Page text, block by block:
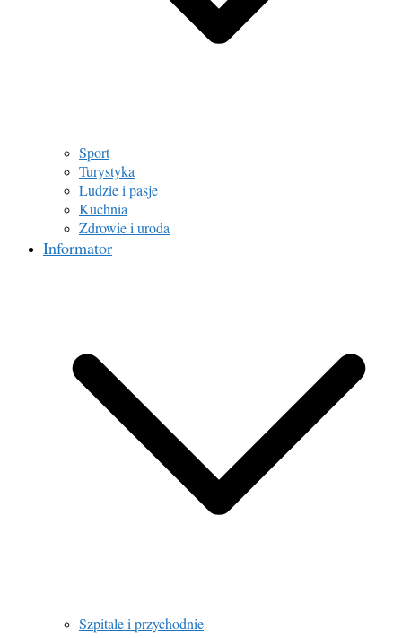
Sport
Turystyka
Ludzie i pasje
Kuchnia
Zdrowie i uroda
Informator
Szpitale i przychodnie